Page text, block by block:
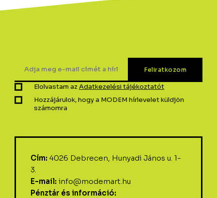
Elolvastam azAdatkezelési tájékoztatót
Hozzájárulok, hogy a MODEM hírlevelet küldjön
számomra
Cím: 4026 Debrecen, Hunyadi János u. 1-
3.
E-mail: info@modemart.hu
Pénztár és információ: